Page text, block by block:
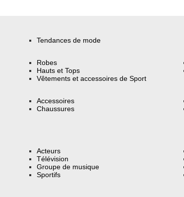
Tendances de mode
Robes
Hauts et Tops
Vêtements et accessoires de Sport
Accessoires
Chaussures
Acteurs
Télévision
Groupe de musique
Sportifs